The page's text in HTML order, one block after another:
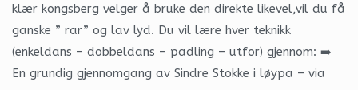
klær kongsberg velger å bruke den direkte likevel,vil du få
ganske ” rar” og lav lyd. Du vil lære hver teknikk
(enkeldans – dobbeldans – padling – utfor) gjennom: ➡️
En grundig gjennomgang av Sindre Stokke i løypa – via